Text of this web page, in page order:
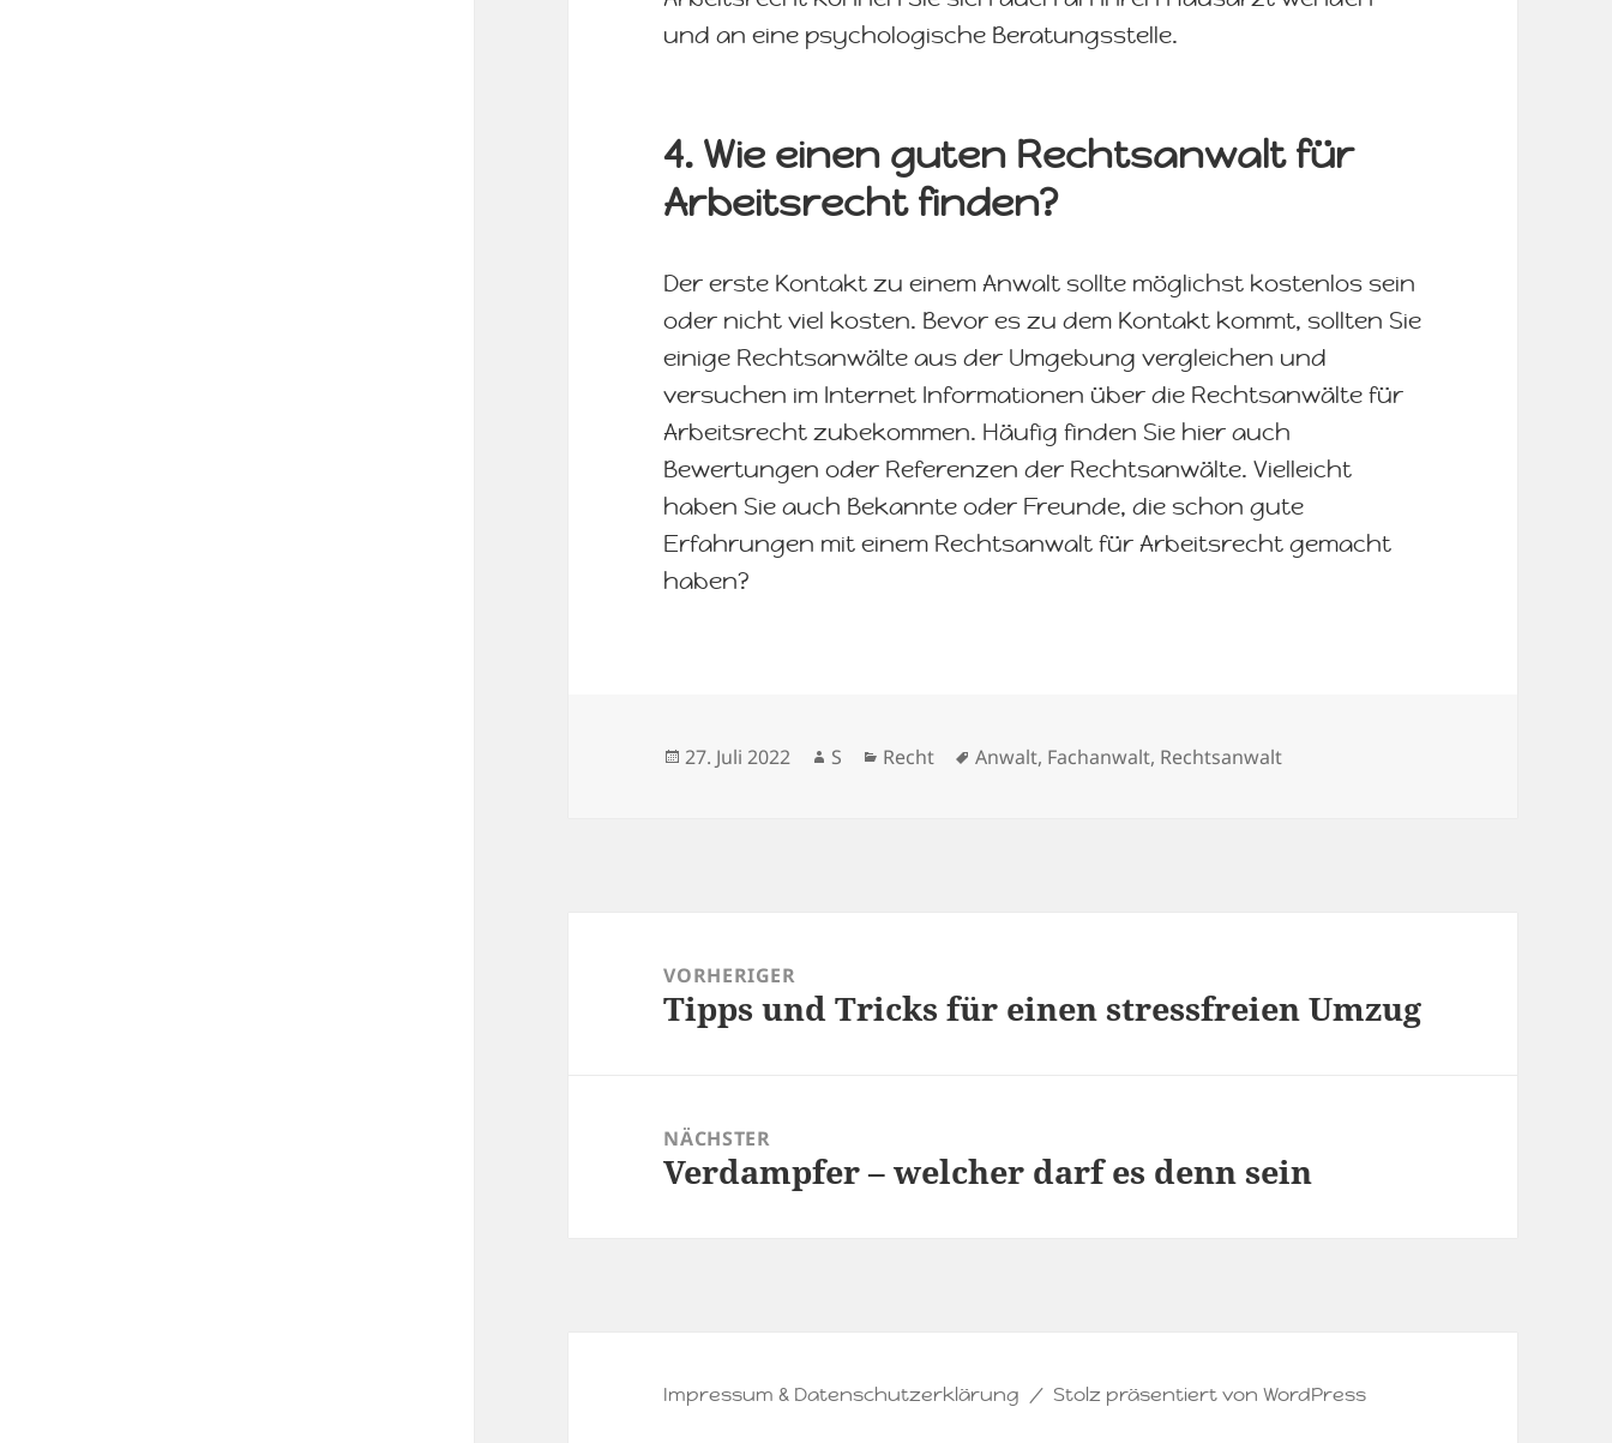
und an eine psychologische Beratungsstelle.
4. Wie einen guten Rechtsanwalt für
Arbeitsrecht finden?
Der erste Kontakt zu einem Anwalt sollte möglichst kostenlos sein
oder nicht viel kosten. Bevor es zu dem Kontakt kommt, sollten Sie
einige Rechtsanwälte aus der Umgebung vergleichen und
versuchen im Internet Informationen über die Rechtsanwälte für
Arbeitsrecht zubekommen. Häufig finden Sie hier auch
Bewertungen oder Referenzen der Rechtsanwälte. Vielleicht
haben Sie auch Bekannte oder Freunde, die schon gute
Erfahrungen mit einem Rechtsanwalt für Arbeitsrecht gemacht
haben?
Veröffentlicht
27. Juli 2022 Autor
S Kategorien
Recht Schlagwörter
Anwalt, Fachanwalt, Rechtsanwalt
VORHERIGER
Vorheriger
Tipps und Tricks für einen stressfreien Umzug
NÄCHSTER
Nächster
Verdampfer – welcher darf es denn sein
Impressum & Datenschutzerklärung Stolz präsentiert von WordPress